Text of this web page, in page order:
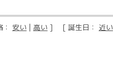
安い | 高い ] [ 誕生日： 近い